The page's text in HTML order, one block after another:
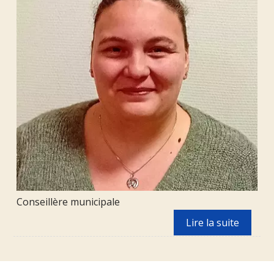
Conseillère municipale